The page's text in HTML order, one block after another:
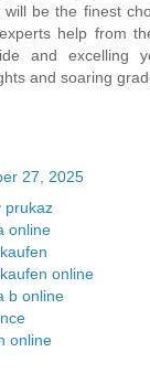
will be the finest
help from
and excelling
and soaring
27, 2025
prukaz
online
online
b online
online